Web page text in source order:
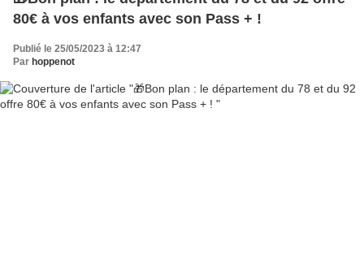
80€ à vos enfants avec son Pass + !
Publié le 25/05/2023 à 12:47
Par hoppenot